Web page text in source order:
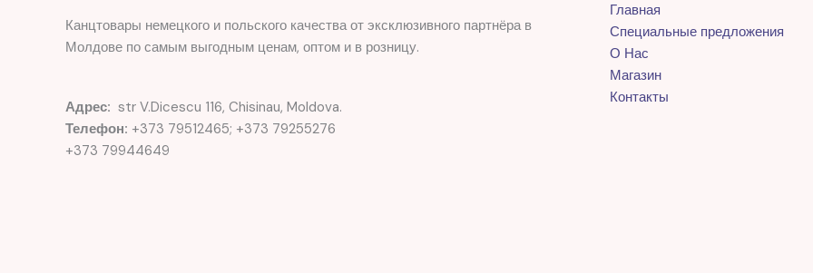
Канцтовары немецкого и польского качества от эксклюзивного партнёра в
Молдове по самым выгодным ценам, оптом и в розницу.
Адрес: str V.Dicescu 116, Chisinau, Moldova.
Телефон: +373 79512465; +373 79255276
+373 79944649
Главная
Специальные предложения
О Нас
Магазин
Контакты